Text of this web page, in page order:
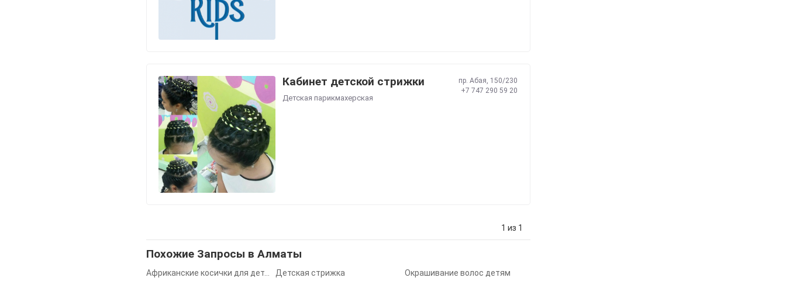
Кабинет детской стрижки
Детская парикмахерская
​пр. Абая, 150/230
+7 747 290 59 20
1 из 1
Похожие Запросы в Алматы
Детская стрижка
Окрашивание волос детям